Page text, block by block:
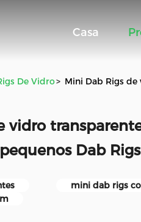
Casa
De Vidro> Mini Dab Rigs
vidro
Dab Rigs
mini dab rigs